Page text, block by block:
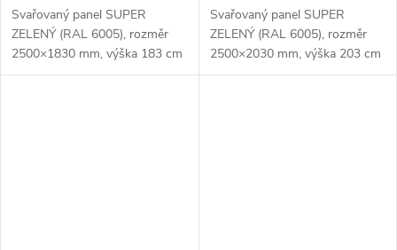
Svařovaný panel SUPER
ZELENÝ (RAL 6005), rozměr
2500×1830 mm, výška 183 cm
je svařovaný plotový panel o
Svařovaný panel SUPER
ZELENÝ (RAL 6005), rozměr
2500×2030 mm, výška 203 cm
je svařovaný plotový panel o